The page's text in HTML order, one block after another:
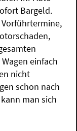
Bargeld.
Vorführtermine,
einfach
nicht
schon nach
man sich